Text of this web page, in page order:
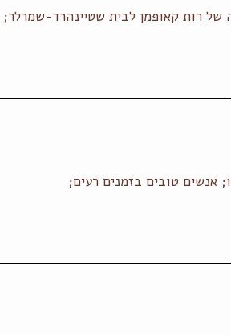
של רות קאופמן לבית שטיינהרד-שמרלר;